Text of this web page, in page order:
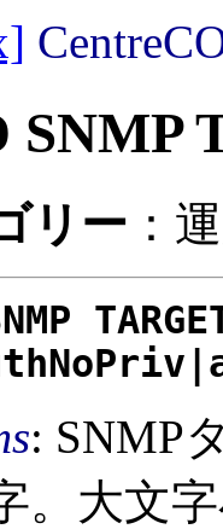
SNMP
リー ：
: SNMP
。大文